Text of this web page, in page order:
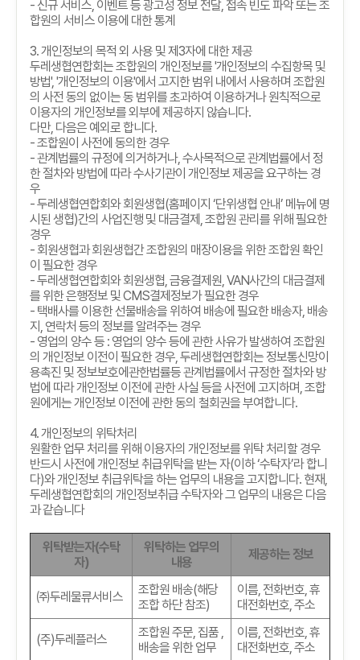
- 신규 서비스, 이벤트 등 광고성 정보 전달, 접속 빈도 파악 또는 조
합원의 서비스 이용에 대한 통계
3.개인정보의 목적 외 사용 및 제3자에 대한 제공
두레생협연합회는 조합원의 개인정보를'개인정보의 수집항목 및
방법', '개인정보의 이용'에서 고지한 범위 내에서 사용하며 조합원
의 사전 동의 없이는 동 범위를 초과하여 이용하거나 원칙적으로
이용자의 개인정보를 외부에 제공하지 않습니다.
다만, 다음은 예외로 합니다.
-조합원이 사전에 동의한 경우
-관계법률의 규정에 의거하거나,수사목적으로 관계법률에서 정
한 절차와 방법에 따라 수사기관이 개인정보 제공을 요구하는 경
우
-두레생협연합회와 회원생협(홈페이지 ‘단위생협 안내’ 메뉴에 명
시된 생협)간의 사업진행 및 대금결제 ,조합원 관리를 위해 필요한
경우
- 회원생협과 회원생협간 조합원의 매장이용을 위한 조합원 확인
이 필요한 경우
-두레생협연합회와 회원생협,금융결제원, VAN사간의 대금결제
를 위한 은행정보 및CMS결제정보가 필요한 경우
- 택배사를 이용한 선물배송을 위하여 배송에 필요한 배송자, 배송
지 , 연락처 등의 정보를 알려주는 경우
- 영업의 양수 등 : 영업의 양수 등에 관한 사유가 발생하여 조합원
의 개인정보 이전이 필요한 경우,두레생협연합회는 정보통신망이
용촉진 및 정보보호에관한법률등 관계법률에서 규정한 절차와 방
법에 따라 개인정보 이전에 관한 사실 등을 사전에 고지하며,조합
원에게는 개인정보 이전에 관한 동의 철회권을 부여합니다.
4.개인정보의 위탁처리
원활한 업무 처리를 위해 이용자의 개인정보를 위탁 처리할 경우
반드시 사전에 개인정보 취급위탁을 받는 자(이하‘수탁자’라 합니
다)와 개인정보 취급위탁을 하는 업무의 내용을 고지합니다. 현재,
두레생협연합회의 개인정보취급 수탁자와 그 업무의 내용은 다음
과 같습니다
위탁받는자(수탁
자)
위탁하는 업무의
내용
제공하는 정보
㈜두레물류서비스 조합원 배송(해당
조합 하단 참조)
이름, 전화번호,휴
대전화번호,주소
(주)두레플러스 조합원 주문, 집품 ,
배송을 위한 업무
이름, 전화번호,휴
대전화번호,주소